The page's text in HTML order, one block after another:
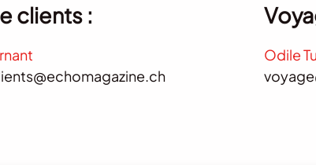
clients :
Odile